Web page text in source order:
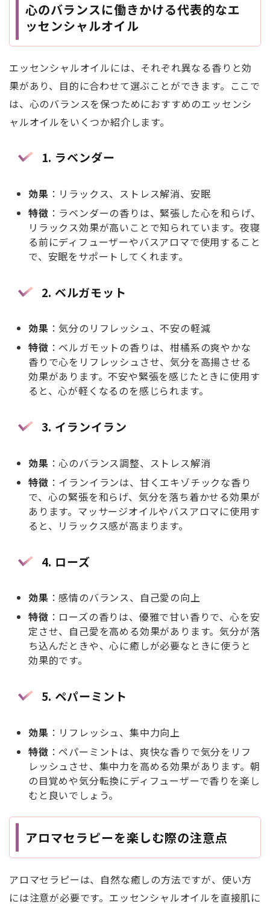
心のバランスに働きかける代表的なエ
ッセンシャルオイル
エッセンシャルオイルには、それぞれ異なる香りと効
果があり、目的に合わせて選ぶことができます。ここで
は、心のバランスを保つためにおすすめのエッセンシ
ャルオイルをいくつか紹介します。
1. ラベンダー
効果 ：リラックス、ストレス解消、安眠
特徴 ：ラベンダーの香りは、緊張した心を和らげ、
リラックス効果が高いことで知られています。夜寝
る前にディフューザーやバスアロマで使用すること
で、安眠をサポートしてくれます。
2.ベルガモット
効果 ：気分のリフレッシュ、不安の軽減
特徴 ：ベルガモットの香りは、柑橘系の爽やかな
香りで心をリフレッシュさせ、気分を高揚させる
効果があります。不安や緊張を感じたときに使用す
ると、心が軽くなるのを感じられます。
3. イランイラン
効果 ：心のバランス調整、ストレス解消
特徴 ：イランイランは、甘くエキゾチックな香り
で、心の緊張を和らげ、気分を落ち着かせる効果が
あります。マッサージオイルやバスアロマに使用す
ると、リラックス感が高まります。
4. ローズ
効果 ：感情のバランス、自己愛の向上
特徴 ：ローズの香りは、優雅で甘い香りで、心を安
定させ、自己愛を高める効果があります。気分が落
ち込んだときや、心に癒しが必要なときに使うと
効果的です。
5. ペパーミント
効果 ：リフレッシュ、集中力向上
特徴 ：ペパーミントは、爽快な香りで気分をリフ
レッシュさせ、集中力を高める効果があります。朝
の目覚めや気分転換にディフューザーで香りを楽し
むと良いでしょう。
アロマセラピーを楽しむ際の注意点
アロマセラピーは、自然な癒しの方法ですが、使い方
には注意が必要です。エッセンシャルオイルを直接肌に